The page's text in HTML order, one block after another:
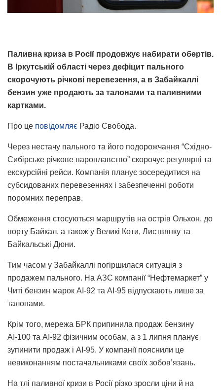
Паливна криза в Росії продовжує набирати обертів.
В Іркутській області через дефіцит пального
скорочують річкові перевезення, а в Забайкаллі
бензин уже продають за талонами та паливними
картками.
Про це повідомляє Радіо Свобода.
Через нестачу пального та його подорожчання “Східно-
Сибірське річкове пароплавство” скорочує регулярні та
екскурсійні рейси. Компанія планує зосередитися на
субсидованих перевезеннях і забезпеченні роботи
поромних переправ.
Обмеження стосуються маршрутів на острів Ольхон, до
порту Байкал, а також у Великі Коти, Листвянку та
Байкальські Дюни.
Тим часом у Забайкаллі погіршилася ситуація з
продажем пального. На АЗС компанії “Нефтемаркет” у
Читі бензин марок АІ-92 та АІ-95 відпускають лише за
талонами.
Крім того, мережа БРК припинила продаж бензину
АІ-100 та АІ-92 фізичним особам, а з 1 липня планує
зупинити продаж і АІ-95. У компанії пояснили це
невиконанням постачальниками своїх зобов’язань.
На тлі паливної кризи в Росії різко зросли ціни й на